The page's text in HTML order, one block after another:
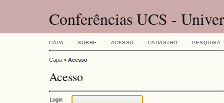
Conferências UCS -
CAPA SOBRE ACESSO CADASTRO PESQUISA
Capa > Acesso
Acesso
Login